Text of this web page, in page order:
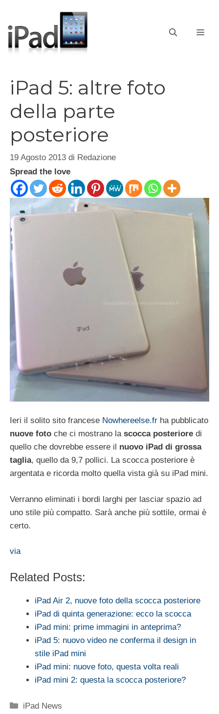
contenuto
iPad 5: altre foto
della parte
posteriore
19 Agosto 2013 di Redazione
Spread the love
Ieri il solito sito francese Nowhereelse.fr ha pubblicato
nuove foto che ci mostrano la scocca posteriore di
quello che dovrebbe essere il nuovo iPad di grossa
taglia, quello da 9,7 pollici. La scocca posteriore è
argentata e ricorda molto quella vista già su iPad mini.
Verranno eliminati i bordi larghi per lasciar spazio ad
uno stile più compatto. Sarà anche più sottile, ormai è
certo.
via
Related Posts:
iPad Air 2, nuove foto della scocca posteriore
iPad di quinta generazione: ecco la scocca
iPad mini: prime immagini in anteprima?
iPad 5: nuovo video ne conferma il design in
stile iPad mini
iPad mini: nuove foto, questa volta reali
iPad mini 2: questa la scocca posteriore?
Categorie
iPad News